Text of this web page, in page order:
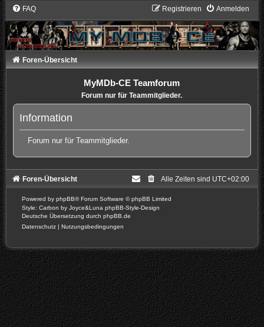
FAQ Anmelden
Registrieren
Foren-Übersicht
MyMDb-CE Teamforum
Forum nur für Teammitglieder.
Information
Forum nur für Teammitglieder.
Foren-Übersicht Alle Zeiten sind UTC+02:00
Powered by phpBB® Forum Software © phpBB Limited
Style: Carbon by Joyce&Luna phpBB-Style-Design
Deutsche Übersetzung durch phpBB.de
Datenschutz | Nutzungsbedingungen